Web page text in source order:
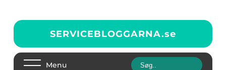
SERVICEBLOGGARNA.se
Menu